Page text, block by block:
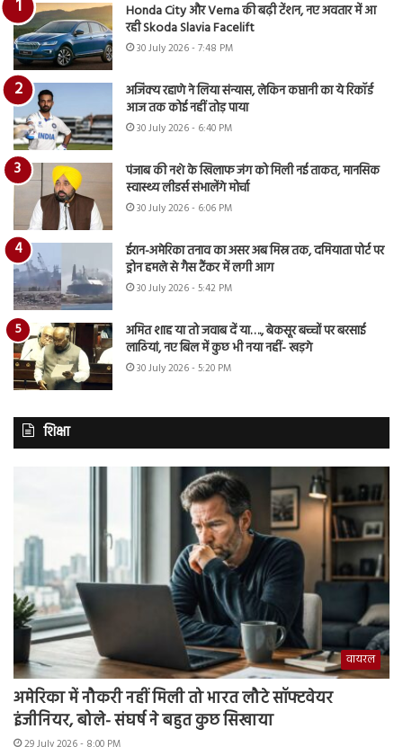
Honda City और Verna की बढ़ी टेंशन, नए अवतार में आ
रही Skoda Slavia Facelift
30 July 2026 - 7:48 PM
अजिंक्य रहाणे ने लिया संन्यास, लेकिन कप्तानी का ये रिकॉर्ड
आज तक कोई नहीं तोड़ पाया
30 July 2026 - 6:40 PM
पंजाब की नशे के खिलाफ जंग को मिली नई ताकत, मानसिक
स्वास्थ्य लीडर्स संभालेंगे मोर्चा
30 July 2026 - 6:06 PM
ईरान-अमेरिका तनाव का असर अब मिस्र तक, दमियाता पोर्ट पर
ड्रोन हमले से गैस टैंकर में लगी आग
30 July 2026 - 5:42 PM
अमित शाह या तो जवाब दें या…., बेकसूर बच्चों पर बरसाई
लाठियां, नए बिल में कुछ भी नया नहीं- खड़गे
30 July 2026 - 5:20 PM
शिक्षा
वायरल
अमेरिका में नौकरी नहीं मिली तो भारत लौटे सॉफ्टवेयर
इंजीनियर, बोले- संघर्ष ने बहुत कुछ सिखाया